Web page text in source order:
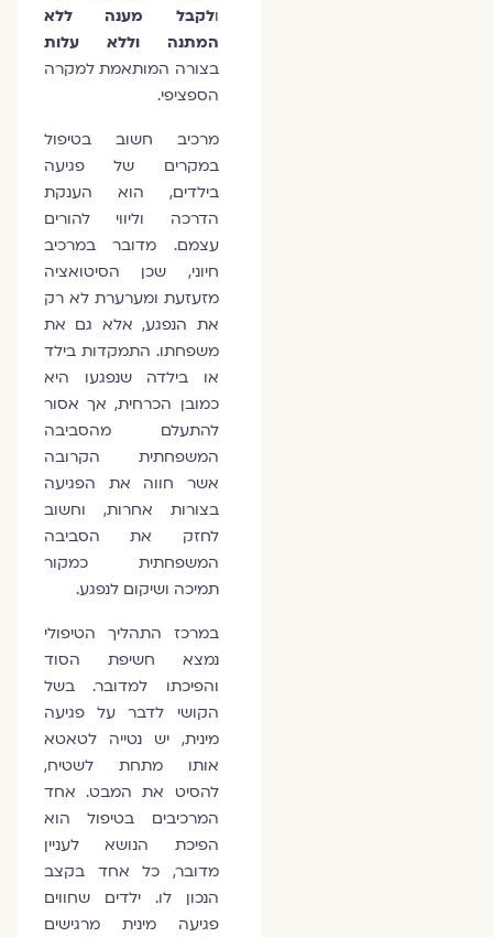
לקבל מענה ללא
המתנה וללא עלות
בצורה המותאמת למקרה
הספציפי.
מרכיב חשוב בטיפול
במקרים של פגיעה
בילדים, הוא הענקת
הדרכה וליווי להורים
עצמם. מדובר במרכיב
חיוני, שכן הסיטואציה
מזעזעת ומערערת לא רק
את הנפגע, אלא גם את
משפחתו. התמקדות בילד
או בילדה שנפגעו היא
כמובן הכרחית, אך אסור
להתעלם מהסביבה
המשפחתית הקרובה
אשר חווה את הפגיעה
בצורות אחרות, וחשוב
לחזק את הסביבה
המשפחתית כמקור
תמיכה ושיקום לנפגע.
במרכז התהליך הטיפולי
נמצא חשיפת הסוד
והפיכתו למדובר. בשל
הקושי לדבר על פגיעה
מינית, יש נטייה לטאטא
אותו מתחת לשטיח,
להסיט את המבט. אחד
המרכיבים בטיפול הוא
הפיכת הנושא לעניין
מדובר, כל אחד בקצב
הנכון לו. ילדים שחווים
פגיעה מינית מרגישים